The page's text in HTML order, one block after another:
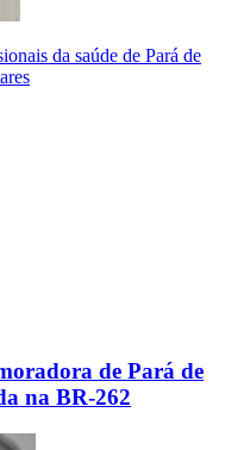
da saúde de Pará de
de Pará de
na BR-262